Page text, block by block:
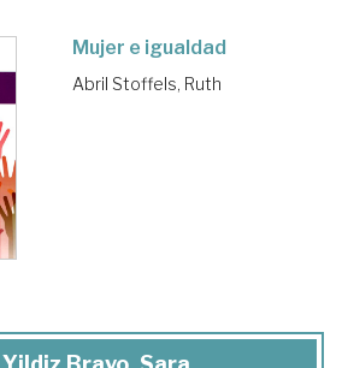
Mujer e igualdad
Abril Stoffels, Ruth